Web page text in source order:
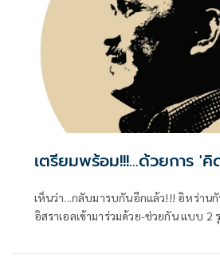
เตรียมพร้อม!!!...ด้วยการ '
เห็นว่า...กลับมารบกันอีกแล้ว!!! อิหร่านกั
อิสราเอลเข้ามาร่วมด้วย-ช่วยกัน แบบ 2